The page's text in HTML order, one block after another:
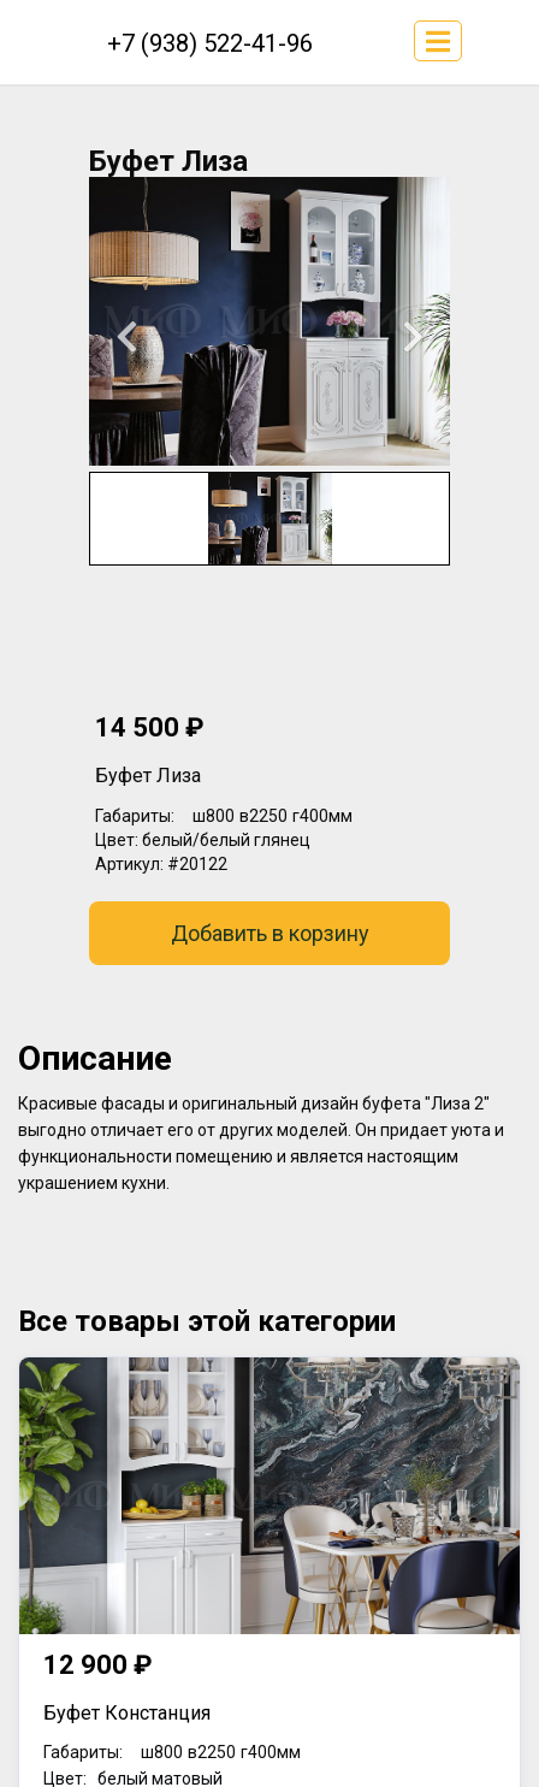
+7 (938) 522-41-96
Буфет Лиза
14 500 ₽
Буфет Лиза
Габариты: ш800 в2250 г400мм
Цвет: белый/белый глянец
Артикул: #20122
Добавить в корзину
Описание
Красивые фасады и оригинальный дизайн буфета "Лиза 2"
выгодно отличает его от других моделей. Он придает уюта и
функциональности помещению и является настоящим
украшением кухни.
Все товары этой категории
12 900 ₽
Буфет Констанция
Габариты: ш800 в2250 г400мм
Цвет: белый матовый